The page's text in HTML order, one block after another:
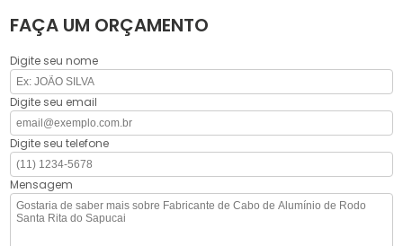
FAÇA UM ORÇAMENTO
Digite seu nome
Digite seu email
Digite seu telefone
Mensagem